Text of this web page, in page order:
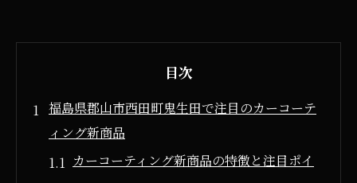
目次
福島県郡山市西田町鬼生田で注目のカーコーテ
ィング新商品
カーコーティング新商品の特徴と注目ポイ